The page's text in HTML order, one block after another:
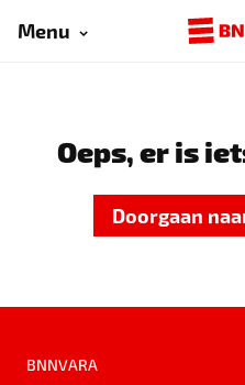
Menu
Oeps, er is
Doorgaan
BNNVARA